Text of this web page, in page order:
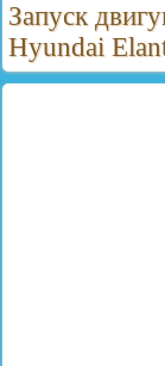
Запуск
Hyundai